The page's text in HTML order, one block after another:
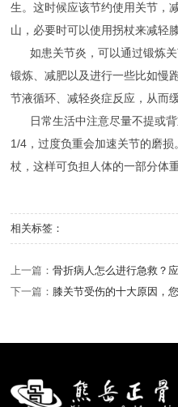
生。这时候应该节约使用关节，
山，必要时可以使用拐杖来减轻
如患关节炎，可以通过锻炼
锻炼、减肥以及进行一些比如慢
节液循环、减轻炎症反应，从而
日常生活中注意尽量不提或
1/4，过度负重会加速关节的磨
杖，这样可负担人体的一部分体重
相关标签：
上一篇：骨折病人怎么进行急救？
下一篇： 膝关节受伤的十大原因，